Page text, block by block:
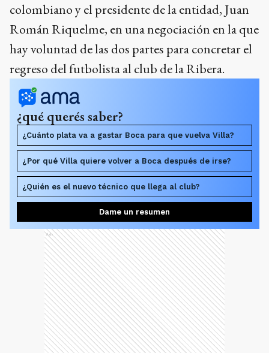
colombiano y el presidente de la entidad, Juan
Román Riquelme, en una negociación en la que
hay voluntad de las dos partes para concretar el
regreso del futbolista al club de la Ribera.
¿qué querés saber?
¿Cuánto plata va a gastar Boca para que vuelva Villa?
¿Por qué Villa quiere volver a Boca después de irse?
¿Quién es el nuevo técnico que llega al club?
Dame un resumen
Ads